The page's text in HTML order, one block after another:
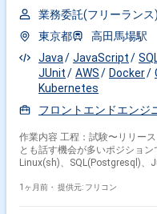
化およびプロダクトの更なる質
マネジメント）の両面を担える
業務委託(フリーランス)
東京都
高田馬場駅
Java
JavaScript
JUnit
AWS Docker
Kubernetes
フロントエンドエンジ
作業内容 工程：試験〜リリー
とも話す機会が多いポジショ
Linux(sh)、SQL(Postgresql)、
1ヶ月前・ 提供元: フリコン